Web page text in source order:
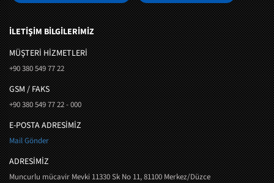
İLETİŞİM BİLGİLERİMİZ
MÜŞTERI HIZMETLERI
+90 380 549 77 22
GSM / FAKS
+90 380 549 77 22 - 000
E-POSTA ADRESİMİZ
Mail Gönder
ADRESİMİZ
Muncurlu mücavir Mevki 11330 Sk No 11, 81100 Merkez/Düzce